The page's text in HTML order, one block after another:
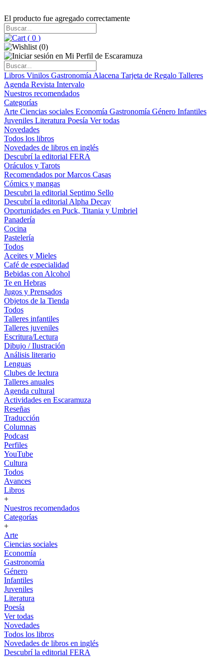
El producto fue agregado correctamente
( 0 )
(0)
Libros Vinilos Gastronomía Alacena Tarjeta de Regalo Talleres
Agenda Revista Intervalo
Nuestros recomendados
Categorías
Arte Ciencias sociales Economía Gastronomía Género Infantiles
Juveniles Literatura Poesía Ver todas
Novedades
Todos los libros
Novedades de libros en inglés
Descubrí la editorial FERA
Oráculos y Tarots
Recomendados por Marcos Casas
Cómics y mangas
Descubri la editorial Septimo Sello
Descubrí la editorial Alpha Decay
Oportunidades en Puck, Titania y Umbriel
Panadería
Cocina
Pastelería
Todos
Aceites y Mieles
Café de especialidad
Bebidas con Alcohol
Te en Hebras
Jugos y Prensados
Objetos de la Tienda
Todos
Talleres infantiles
Talleres juveniles
Escritura/Lectura
Dibujo / Ilustración
Análisis literario
Lenguas
Clubes de lectura
Talleres anuales
Agenda cultural
Actividades en Escaramuza
Reseñas
Traducción
Columnas
Podcast
Perfiles
YouTube
Cultura
Todos
Avances
Libros
+
Nuestros recomendados
Categorías
+
Arte
Ciencias sociales
Economía
Gastronomía
Género
Infantiles
Juveniles
Literatura
Poesía
Ver todas
Novedades
Todos los libros
Novedades de libros en inglés
Descubrí la editorial FERA